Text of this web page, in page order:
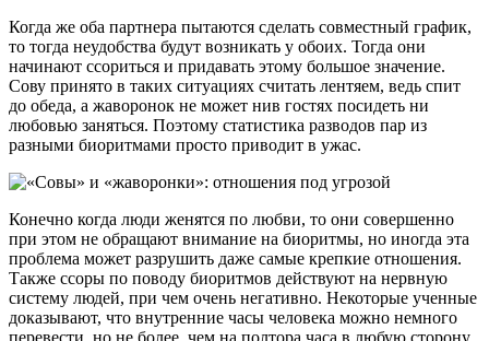
Когда же оба партнера пытаются сделать совместный график,
то тогда неудобства будут возникать у обоих. Тогда они
начинают ссориться и придавать этому большое значение.
Сову принято в таких ситуациях считать лентяем, ведь спит
до обеда, а жаворонок не может нив гостях посидеть ни
любовью заняться. Поэтому статистика разводов пар из
разными биоритмами просто приводит в ужас.
Конечно когда люди женятся по любви, то они совершенно
при этом не обращают внимание на биоритмы, но иногда эта
проблема может разрушить даже самые крепкие отношения.
Также ссоры по поводу биоритмов действуют на нервную
систему людей, при чем очень негативно. Некоторые ученные
доказывают, что внутренние часы человека можно немного
перевести, но не более, чем на полтора часа в любую сторону.